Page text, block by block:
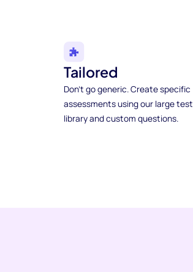
Tailored
Don't go generic. Create specific
assessments using our large test
library and custom questions.